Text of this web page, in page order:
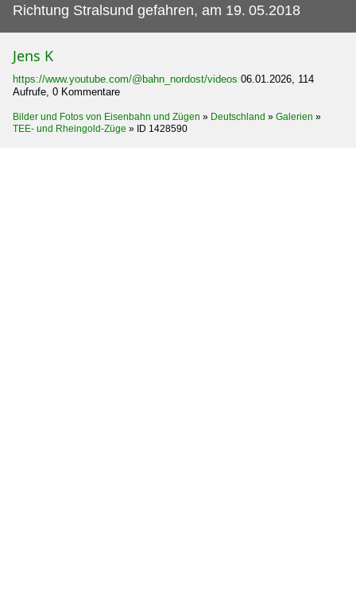
Richtung Stralsund gefahren, am 19. 05.2018
Jens K
https://www.youtube.com/@bahn_nordost/videos 06.01.2026, 114
Aufrufe, 0 Kommentare
Bilder und Fotos von Eisenbahn und Zügen » Deutschland » Galerien »
TEE- und Rheingold-Züge » ID 1428590